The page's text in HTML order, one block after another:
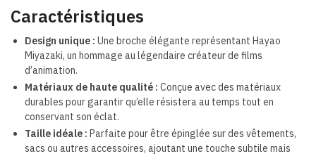
Caractéristiques
Design unique : Une broche élégante représentant Hayao
Miyazaki, un hommage au légendaire créateur de films
d’animation.
Matériaux de haute qualité : Conçue avec des matériaux
durables pour garantir qu’elle résistera au temps tout en
conservant son éclat.
Taille idéale : Parfaite pour être épinglée sur des vêtements,
sacs ou autres accessoires, ajoutant une touche subtile mais